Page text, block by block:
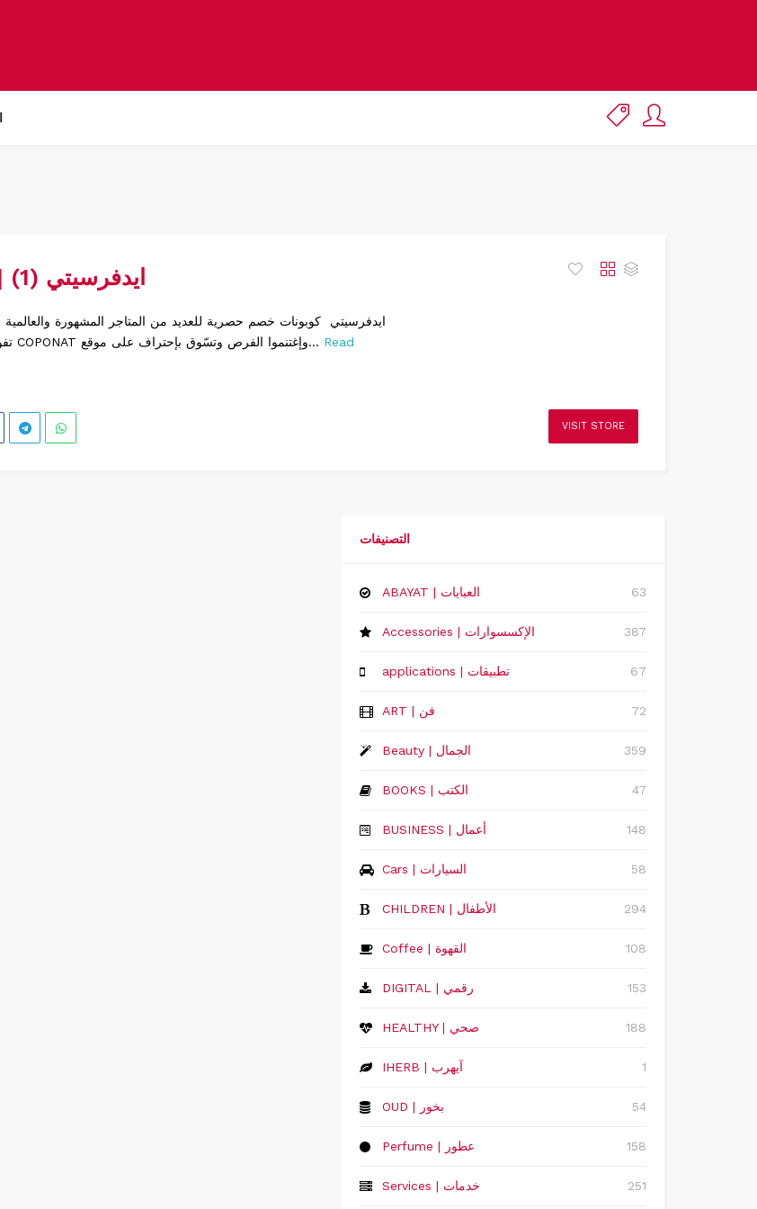
EDVERSITY | ايدفرسيتي (1)
تفوتكم التخفيضات والعروض COPONAT وإغتنموا الفرص وتسّوق بإحتراف على موقع... Read
VISIT STORE
التصنيفات
ABAYAT | العبايات 63
Accessories | الإكسسوارات 387
applications | تطبيقات 67
ART | فن 72
Beauty | الجمال 359
BOOKS | الكتب 47
‏BUSINESS | أعمال 148
Cars | السيارات 58
CHILDREN | الأطفال 294
Coffee | القهوة 108
DIGITAL | رقمي 153
HEALTHY | صحي 188
IHERB | آيهرب 1
OUD | بخور 54
Perfume | عطور 158
Services | خدمات 251